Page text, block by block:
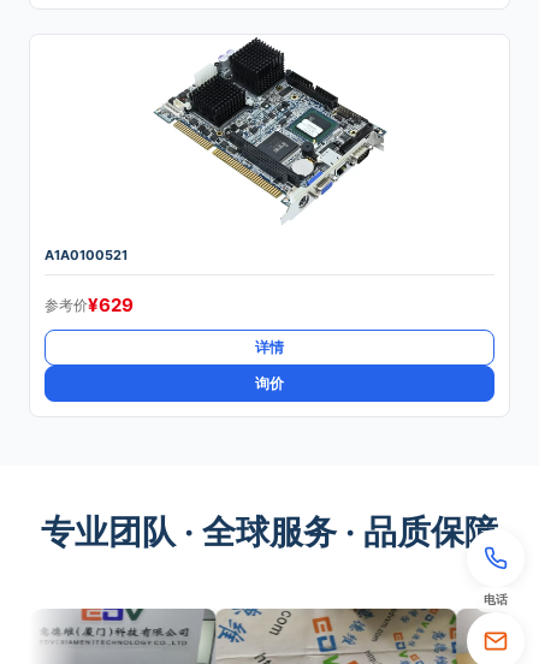
A1A0100521
参考价¥629
详情
询价
专业团队 · 全球服务 · 品质保障
电话